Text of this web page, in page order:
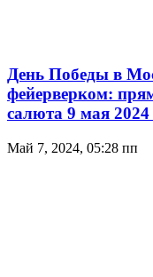
День Победы в
фейерверком:
салюта 9 мая 2024
Май 7, 2024, 05:28 пп